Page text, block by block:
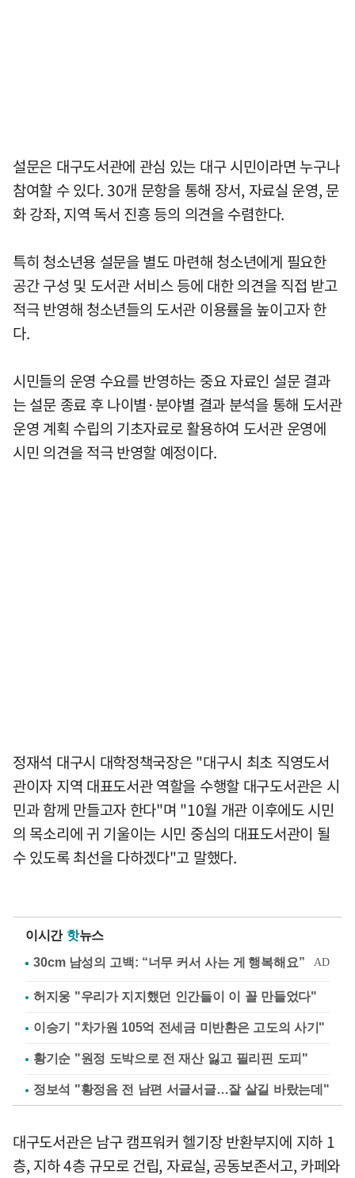
설문은 대구도서관에 관심 있는 대구 시민이라면 누구나
참여할 수 있다. 30개 문항을 통해 장서, 자료실 운영, 문
화 강좌, 지역 독서 진흥 등의 의견을 수렴한다.
특히 청소년용 설문을 별도 마련해 청소년에게 필요한
공간 구성 및 도서관 서비스 등에 대한 의견을 직접 받고
적극 반영해 청소년들의 도서관 이용률을 높이고자 한
다.
시민들의 운영 수요를 반영하는 중요 자료인 설문 결과
는 설문 종료 후 나이별·분야별 결과 분석을 통해 도서관
운영 계획 수립의 기초자료로 활용하여 도서관 운영에
시민 의견을 적극 반영할 예정이다.
정재석 대구시 대학정책국장은 "대구시 최초 직영도서
관이자 지역 대표도서관 역할을 수행할 대구도서관은 시
민과 함께 만들고자 한다"며 "10월 개관 이후에도 시민
의 목소리에 귀 기울이는 시민 중심의 대표도서관이 될
수 있도록 최선을 다하겠다"고 말했다.
이시간 핫뉴스
허지웅 "우리가 지지했던 인간들이 이 꼴 만들었다"
이승기 "차가원 105억 전세금 미반환은 고도의 사기"
황기순 "원정 도박으로 전 재산 잃고 필리핀 도피"
정보석 "황정음 전 남편 서글서글…잘 살길 바랐는데"
대구도서관은 남구 캠프워커 헬기장 반환부지에 지하 1
층, 지하 4층 규모로 건립, 자료실, 공동보존서고, 카페와